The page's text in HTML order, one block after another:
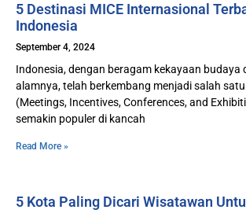
5 Destinasi MICE Internasional
Indonesia
September 4, 2024
Indonesia, dengan beragam kekayaan budaya
alamnya, telah berkembang menjadi salah
(Meetings, Incentives, Conferences, and
semakin populer di kancah
Read More »
5 Kota Paling Dicari Wisatawan